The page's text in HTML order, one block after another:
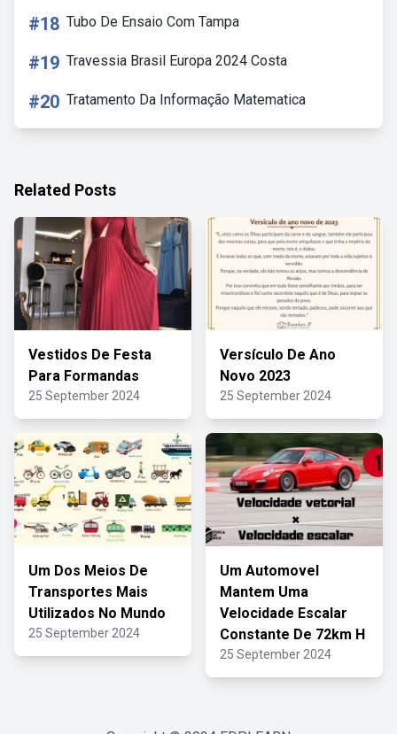
#18 Tubo De Ensaio Com Tampa
#19 Travessia Brasil Europa 2024 Costa
#20 Tratamento Da Informação Matematica
Related Posts
Vestidos De Festa
Para Formandas
25 September 2024
Versículo De Ano
Novo 2023
25 September 2024
Um Dos Meios De
Transportes Mais
Utilizados No Mundo
25 September 2024
Um Automovel
Mantem Uma
Velocidade Escalar
Constante De 72km H
25 September 2024